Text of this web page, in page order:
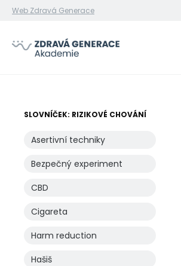
Web Zdravá Generace
SLOVNÍČEK: RIZIKOVÉ CHOVÁNÍ
Asertivní techniky
Bezpečný experiment
CBD
Cigareta
Harm reduction
Hašiš